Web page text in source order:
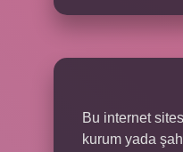
Bu internet
kurum yada